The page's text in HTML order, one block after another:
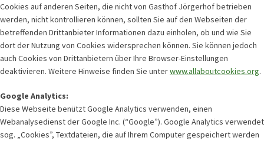
Cookies auf anderen Seiten, die nicht von Gasthof Jörgerhof betrieben
werden, nicht kontrollieren können, sollten Sie auf den Webseiten der
betreffenden Drittanbieter Informationen dazu einholen, ob und wie Sie
dort der Nutzung von Cookies widersprechen können. Sie können jedoch
auch Cookies von Drittanbietern über Ihre Browser-Einstellungen
deaktivieren. Weitere Hinweise finden Sie unterwww.allaboutcookies.org.
Google Analytics:
Diese Webseite benützt Google Analytics verwenden, einen
Webanalysedienst der Google Inc. (“Google”). Google Analytics verwendet
sog. „Cookies”, Textdateien, die auf Ihrem Computer gespeichert werden